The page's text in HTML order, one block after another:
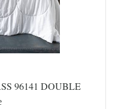
96141 DOUBLE